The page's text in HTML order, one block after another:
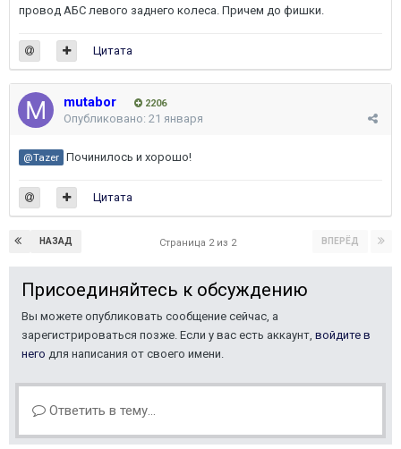
провод АБС левого заднего колеса. Причем до фишки.
Цитата
mutabor 2206
Опубликовано: 21 января
@Tazer Починилось и хорошо!
Цитата
НАЗАД ВПЕРЁД
Страница 2 из 2
Присоединяйтесь к обсуждению
Вы можете опубликовать сообщение сейчас, а
зарегистрироваться позже. Если у вас есть аккаунт, войдите в
него для написания от своего имени.
Ответить в тему...